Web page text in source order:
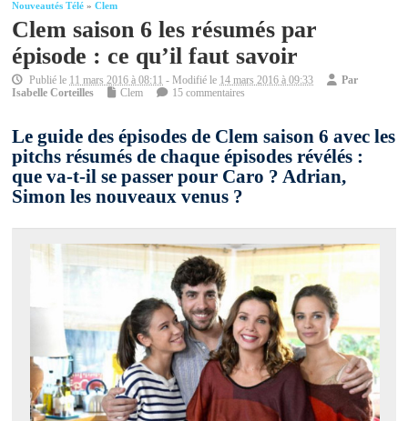
Nouveautés Télé »Clem
Clem saison 6 les résumés par
épisode : ce qu’il faut savoir
Publié le 11 mars 2016 à 08:11 - Modifié le 14 mars 2016 à 09:33
Par
Isabelle Corteilles
Clem 15 commentaires
Le guide des épisodes de Clem saison 6 avec les
pitchs résumés de chaque épisodes révélés :
que va-t-il se passer pour Caro ? Adrian,
Simon les nouveaux venus ?